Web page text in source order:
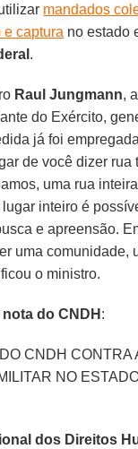
mandados
e captura no estado
.
Raul Jungmann,
do Exército,
já foi
de você dizer rua
uma rua
inteiro é
e apreensão.
uma comunidade,
o ministro.
do CNDH :
CNDH CONTRA
NO
dos Direitos